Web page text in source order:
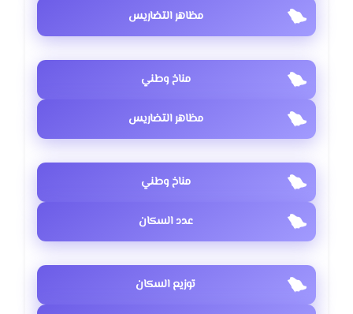
مظاهر التضاريس
مناخ وطني
مظاهر التضاريس
مناخ وطني
عدد السكان
توزيع السكان